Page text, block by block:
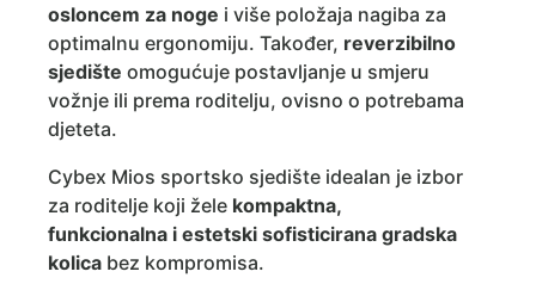
osloncem za noge i više položaja nagiba za
optimalnu ergonomiju. Također, reverzibilno
sjedište omogućuje postavljanje u smjeru
vožnje ili prema roditelju, ovisno o potrebama
djeteta.
Cybex Mios sportsko sjedište idealan je izbor
za roditelje koji žele kompaktna,
funkcionalna i estetski sofisticirana gradska
kolica bez kompromisa.